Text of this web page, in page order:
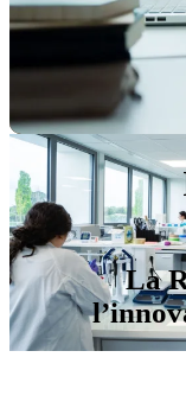
La